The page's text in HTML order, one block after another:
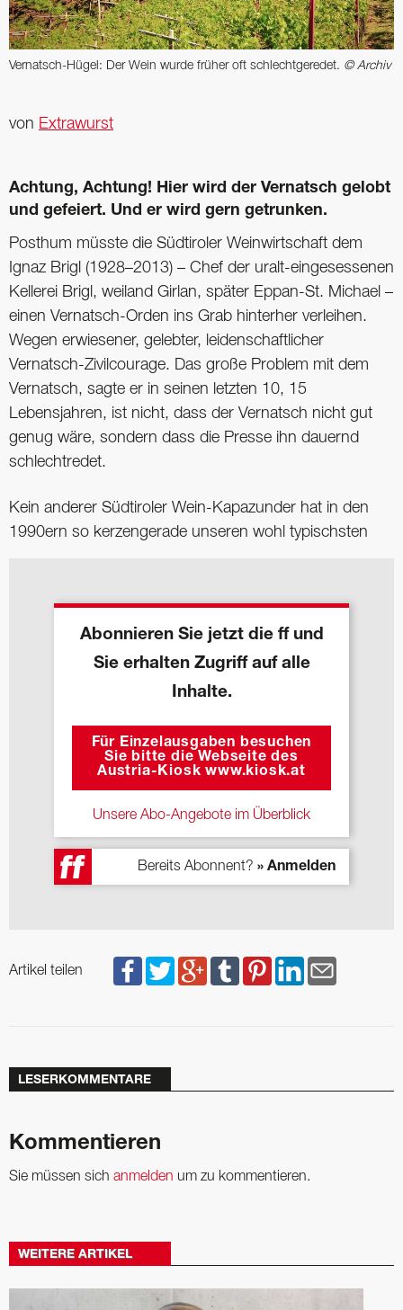
Vernatsch-Hügel: Der Wein wurde früher oft schlechtgeredet. © Archiv
von Extrawurst
Achtung, Achtung! Hier wird der Vernatsch gelobt
und gefeiert. Und er wird gern getrunken.
Posthum müsste die Südtiroler Weinwirtschaft dem
Ignaz Brigl (1928–2013) – Chef der uralt-eingesessenen
Kellerei Brigl, weiland Girlan, später Eppan-St. Michael –
einen Vernatsch-Orden ins Grab hinterher verleihen.
Wegen erwiesener, gelebter, leidenschaftlicher
Vernatsch-Zivilcourage. Das große Problem mit dem
Vernatsch, sagte er in seinen letzten 10, 15
Lebensjahren, ist nicht, dass der Vernatsch nicht gut
genug wäre, sondern dass die Presse ihn dauernd
schlechtredet.
Kein anderer Südtiroler Wein-Kapazunder hat in den
1990ern so kerzengerade unseren wohl typischsten
Abonnieren Sie jetzt die ff und
Sie erhalten Zugriff auf alle
Inhalte.
Für Einzelausgaben besuchen
Sie bitte die Webseite des
Austria-Kiosk www.kiosk.at
Unsere Abo-Angebote im Überblick
Bereits Abonnent? » Anmelden
Artikel teilen
LESERKOMMENTARE
Kommentieren
Sie müssen sich anmelden um zu kommentieren.
WEITERE ARTIKEL